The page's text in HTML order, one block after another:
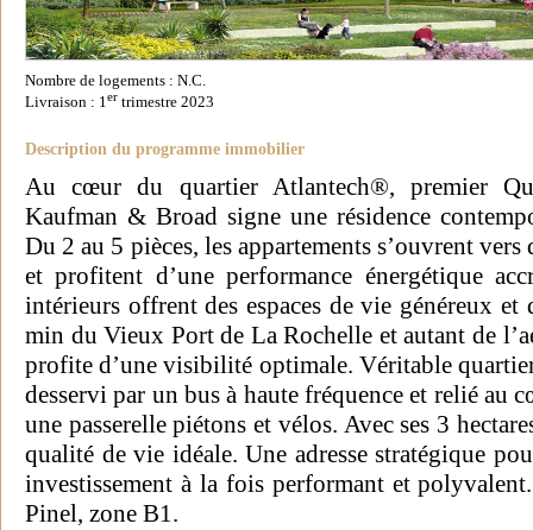
Nombre de logements : N.C.
Livraison : 1er trimestre 2023
Description du programme immobilier
Au cœur du quartier Atlantech®, premier
Kaufman & Broad signe une résidence
Du 2 au 5 pièces, les appartements s’ouvrent
et profitent d’une performance énergétique
intérieurs offrent des espaces de vie généreux
min du Vieux Port de La Rochelle et autant de
profite d’une visibilité optimale. Véritable
desservi par un bus à haute fréquence et relié au
une passerelle piétons et vélos. Avec ses 3
qualité de vie idéale. Une adresse stratégique
investissement à la fois performant et
Pinel, zone B1.